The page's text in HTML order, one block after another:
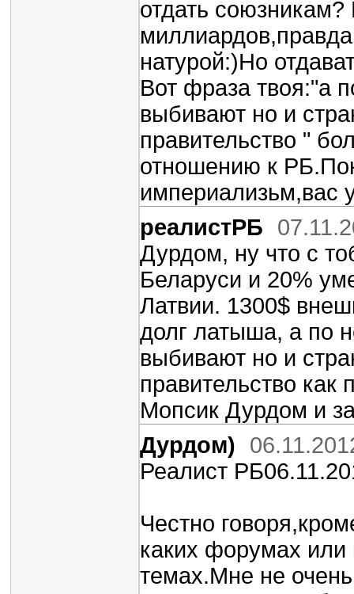
отдать
натурой:)Но
Вот фраза твоя:"а
выбивают но и
правительство "
отношению к
империализьм,вас
реалистРБ
Дурдом, ну что с
Беларуси и 20%
Латвии. 1300$
долг латыша, а по
выбивают но и
правительство
Мопсик Дурдом и
Дурдом)
Реалист
Честно
каких форумах или
темах.Мне не